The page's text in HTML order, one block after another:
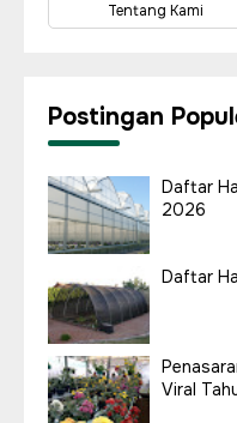
Tentang Kami
Postingan
Daftar
2026
Daftar
Viral